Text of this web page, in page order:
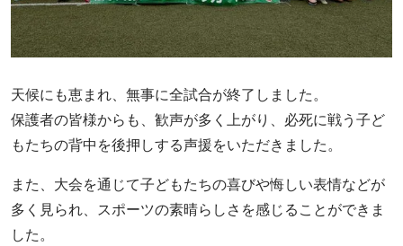
天候にも恵まれ、無事に全試合が終了しました。
保護者の皆様からも、歓声が多く上がり、必死に戦う子ど
もたちの背中を後押しする声援をいただきました。
また、大会を通じて子どもたちの喜びや悔しい表情などが
多く見られ、スポーツの素晴らしさを感じることができま
した。